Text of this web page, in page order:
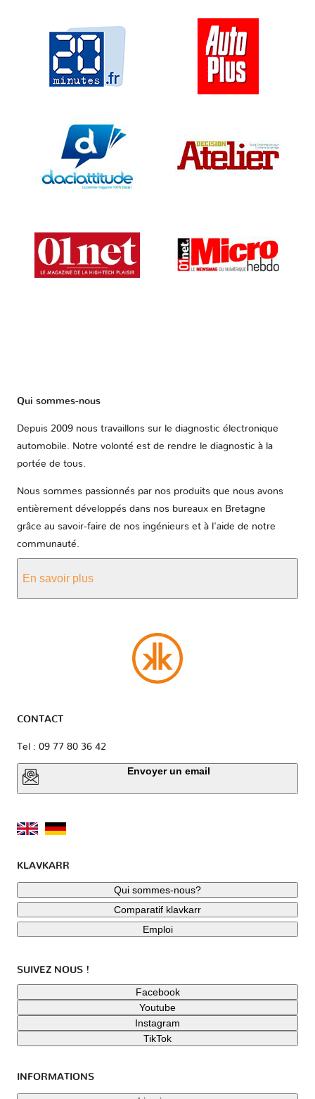
Qui sommes-nous
Depuis 2009 nous travaillons sur le diagnostic électronique
automobile. Notre volonté est de rendre le diagnostic à la
portée de tous.
Nous sommes passionnés par nos produits que nous avons
entièrement développés dans nos bureaux en Bretagne
grâce au savoir-faire de nos ingénieurs et à l'aide de notre
communauté.
En savoir plus
CONTACT
Tel : 09 77 80 36 42
Envoyer un email
KLAVKARR
Qui sommes-nous?
Comparatif klavkarr
Emploi
SUIVEZ NOUS !
Facebook
Youtube
Instagram
TikTok
INFORMATIONS